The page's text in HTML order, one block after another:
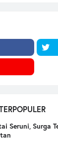
Seruni, Surga